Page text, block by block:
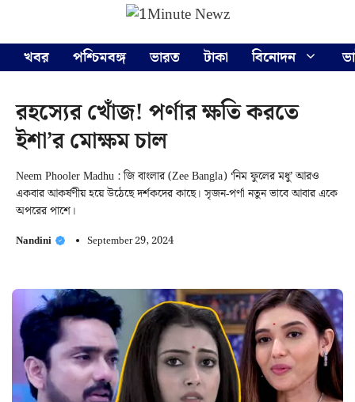
content
খবর
পশ্চিমবঙ্গ ভারত টাকা বিনোদন
রহস্যের খোঁজ! পর্ণার ক্ষতি করতে
ইশা’র মোক্ষম চাল
Neem Phooler Madhu : জি বাংলার (Zee Bangla) ‘নিম ফুলের মধু’ আরও
একবার আকর্ষণীয় হয়ে উঠেছে দর্শকদের কাছে। সৃজন-পর্ণা নতুন ভাবে আবার একে
অপরের পাশে।
Nandini September 29, 2024